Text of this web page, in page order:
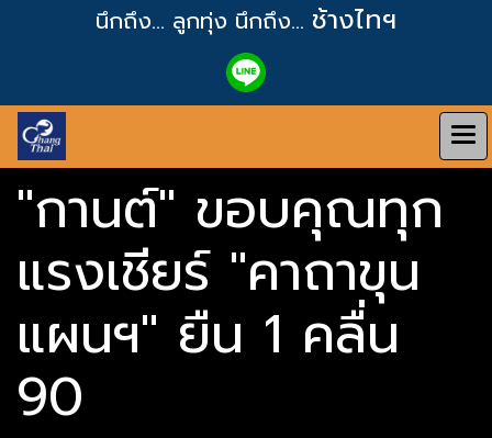
นึกถึง... ลูกทุ่ง นึกถึง... ช้างไทฯ
"กานต์" ขอบคุณทุก
แรงเชียร์ "คาถาขุน
แผนฯ" ยืน 1 คลื่น
90